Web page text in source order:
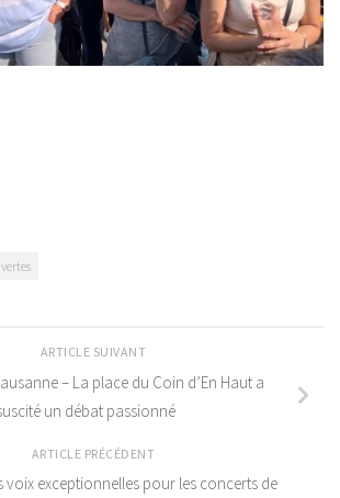
ARTICLE SUIVANT
– La place du Coin d’En Haut a
un débat passionné
ARTICLE PRÉCÉDENT
voix exceptionnelles pour les concerts de